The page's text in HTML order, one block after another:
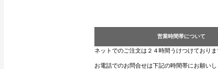
営業時間帯について
ネットでのご注文は２４時間うけつけており
お電話でのお問合せは下記の時間帯にお願い